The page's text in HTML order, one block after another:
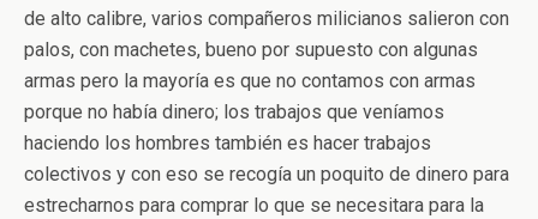
de alto calibre, varios compañeros milicianos salieron con
palos, con machetes, bueno por supuesto con algunas
armas pero la mayoría es que no contamos con armas
porque no había dinero; los trabajos que veníamos
haciendo los hombres también es hacer trabajos
colectivos y con eso se recogía un poquito de dinero para
estrecharnos para comprar lo que se necesitara para la